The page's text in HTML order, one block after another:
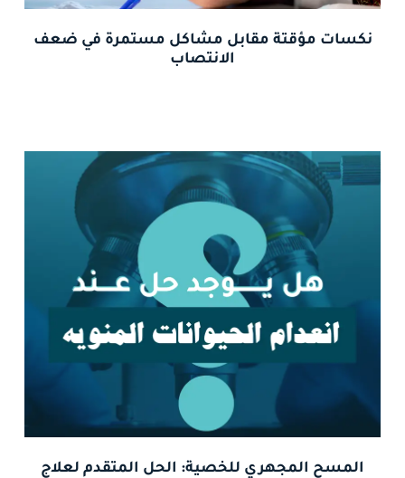
نكسات مؤقتة مقابل مشاكل مستمرة في ضعف
الانتصاب
المسح المجهري للخصية: الحل المتقدم لعلاج